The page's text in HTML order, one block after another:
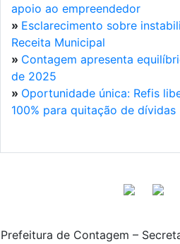
apoio ao empreendedor
» Esclarecimento sobre
Receita Municipal
» Contagem apresenta
de 2025
» Oportunidade única: Refis
100% para quitação de dívidas
Prefeitura de Contagem –